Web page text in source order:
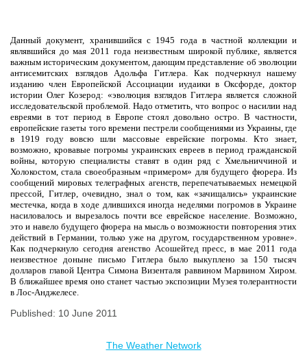
Данный документ, хранившийся с 1945 года в частной коллекции и
являвшийся до мая 2011 года неизвестным широкой публике, является
важным историческим документом, дающим представление об эволюции
антисемитских взглядов Адольфа Гитлера. Как подчеркнул нашему
изданию член Европейской Ассоциации иудаики в Оксфорде, доктор
истории Олег Козерод: «эволюция взглядов Гитлера является сложной
исследовательской проблемой. Надо отметить, что вопрос о насилии над
евреями в тот период в Европе стоял довольно остро. В частности,
европейские газеты того времени пестрели сообщениями из Украины, где
в 1919 году вовсю шли массовые еврейские погромы. Кто знает,
возможно, кровавые погромы украинских евреев в период гражданской
войны, которую специалисты ставят в один ряд с Хмельниччиной и
Холокостом, стала своеобразным «примером» для будущего фюрера. Из
сообщений мировых телеграфных агенств, перепечатываемых немецкой
прессой, Гитлер, очевидно, знал о том, как «зачищались» украинские
местечка, когда в ходе длившихся иногда неделями погромов в Украине
насиловалось и вырезалось почти все еврейское население. Возможно,
это и навело будущего фюрера на мысль о возможности повторения этих
действий в Германии, только уже на другом, государственном уровне».
Как подчеркнуло сегодня агенство Асошейтед пресс, в мае 2011 года
неизвестное доныне письмо Гитлера было выкуплено за 150 тысяч
долларов главой Центра Симона Визенталя раввином Марвином Хиром.
В ближайшее время оно станет частью экспозиции Музея толерантности
в Лос-Анджелесе.
Published: 10 June 2011
The Weather Network